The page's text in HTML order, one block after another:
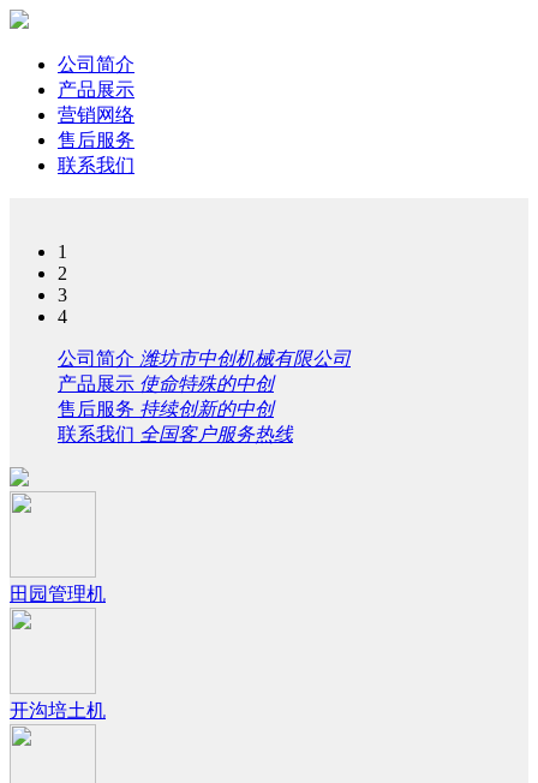
公司简介
产品展示
营销网络
售后服务
联系我们
1
2
3
4
公司简介 潍坊市中创机械有限公司
产品展示 使命特殊的中创
售后服务 持续创新的中创
联系我们 全国客户服务热线
田园管理机
开沟培土机